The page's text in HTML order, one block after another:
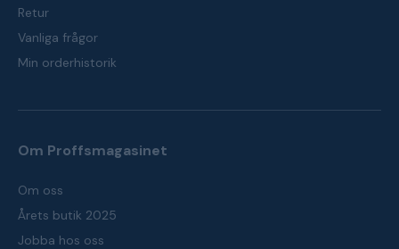
Retur
Vanliga frågor
Min orderhistorik
Om Proffsmagasinet
Om oss
Årets butik 2025
Jobba hos oss